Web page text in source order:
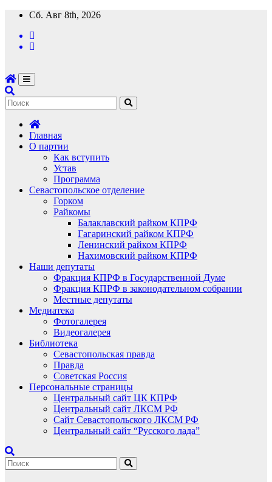
Перейти
содержимому
Сб. Авг 8th, 2026
Главная
О партии
Как вступить
Устав
Программа
Севастопольское отделение
Горком
Райкомы
Балаклавский райком КПРФ
Гагаринский райком КПРФ
Ленинский райком КПРФ
Нахимовский райком КПРФ
Наши депутаты
Фракция КПРФ в Государственной Думе
Фракция КПРФ в законодательном собрании
Местные депутаты
Медиатека
Фотогалерея
Видеогалерея
Библиотека
Севастопольская правда
Правда
Советская Россия
Персональные страницы
Центральный сайт ЦК КПРФ
Центральный сайт ЛКСМ РФ
Сайт Севастопольского ЛКСМ РФ
Центральный сайт “Русского лада”